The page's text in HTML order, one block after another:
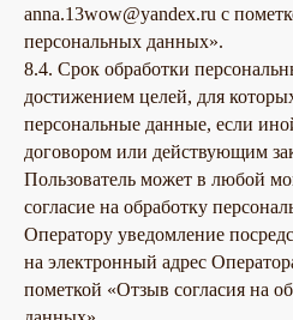
anna.13wow@yandex.ru с
персональных данных».
8.4. Срок обработки
достижением целей, для
персональные данные, если
договором или действующим
Пользователь может в любой
согласие на обработку
Оператору уведомление
на электронный адрес
пометкой «Отзыв согласия на
Разработка сайта
Согласие об обработке персональных данных «Яндекс Метрика»
© EQUIP 2026